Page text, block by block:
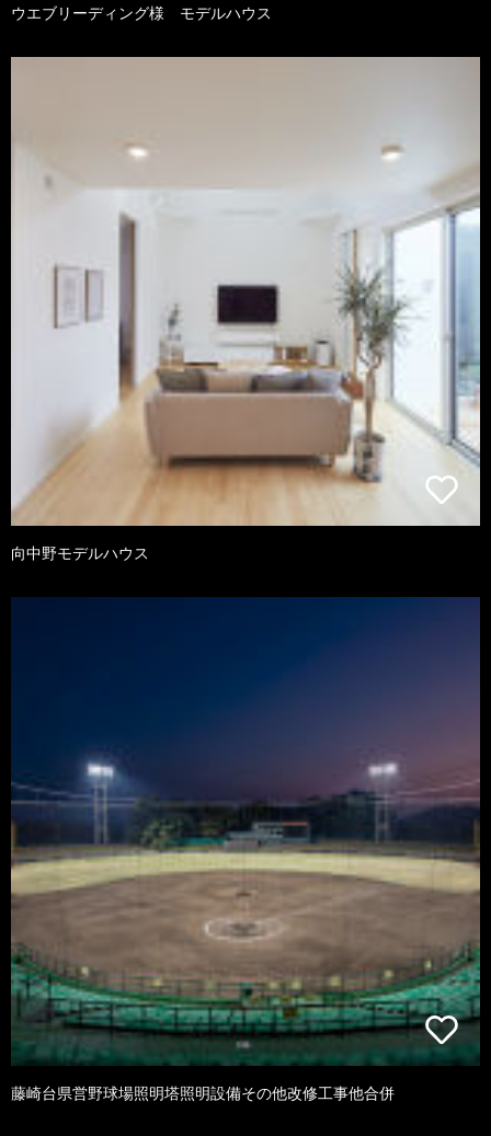
ウエブリーディング様 モデルハウス
向中野モデルハウス
藤崎台県営野球場照明塔照明設備その他改修工事他合併